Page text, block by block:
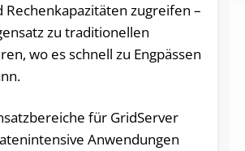
Rechenkapazitäten zugreifen –
zu traditionellen
wo es schnell zu Engpässen
für GridServer
Anwendungen